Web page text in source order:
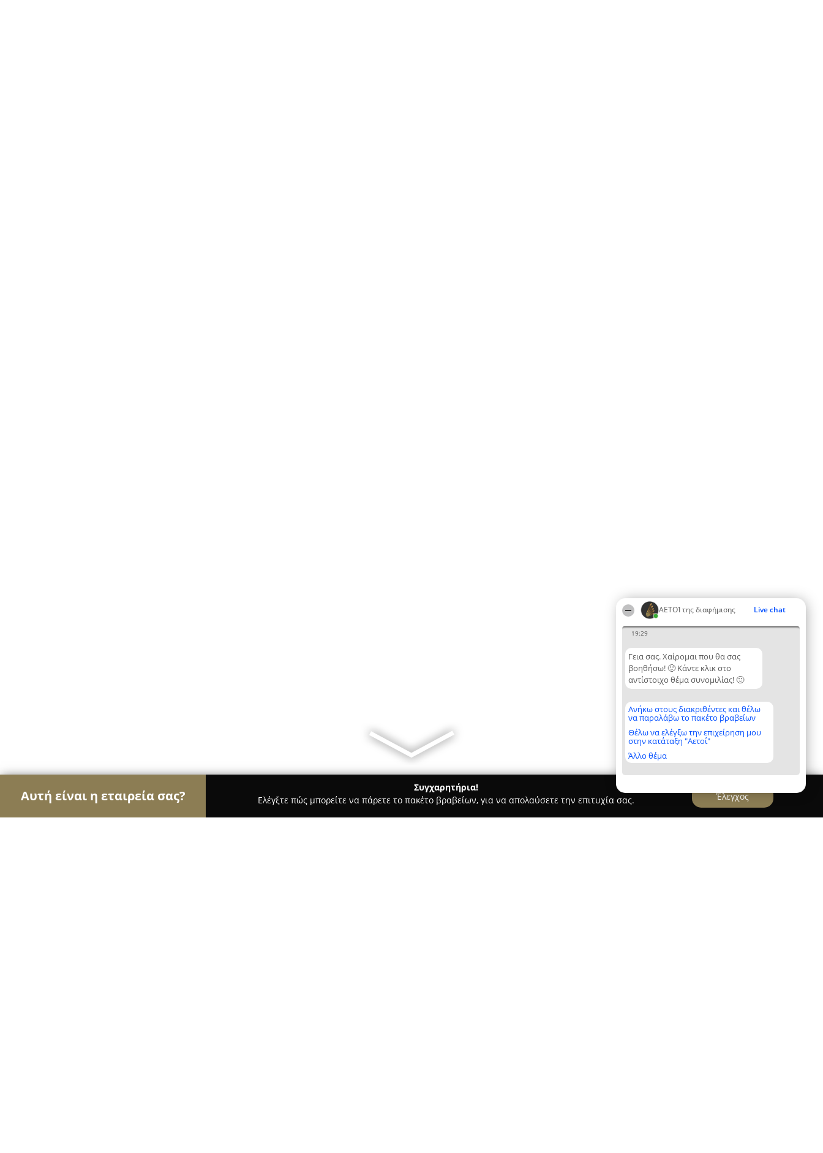
ΑΕΤΟΊ της διαφήμισης Live chat
19:29
Γεια σας. Χαίρομαι που θα σας
βοηθήσω! 🙂 Κάντε κλικ στο
αντίστοιχο θέμα συνομιλίας! 🙂
Ανήκω στους διακριθέντες και θέλω
να παραλάβω το πακέτο βραβείων
Θέλω να ελέγξω την επιχείρηση μου
στην κατάταξη "Αετοί"
Άλλο θέμα
Αυτή είναι η εταιρεία σας?
Συγχαρητήρια!
Ελέγξτε πώς μπορείτε να πάρετε το πακέτο βραβείων, για να απολαύσετε την επιτυχία σας.
Έλεγχος